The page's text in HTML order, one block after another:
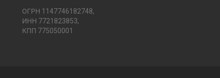
ОГРН 1147746182748,
ИНН 7721823853,
КПП 775050001